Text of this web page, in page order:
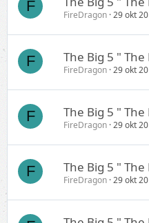
F
FireDragon 29 okt
F The Big 5 "
FireDragon 29 okt
F The Big 5 " The
FireDragon 29 okt
F The Big 5 "
FireDragon 29 okt